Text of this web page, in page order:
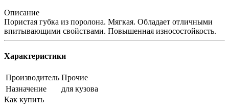
Описание
Пористая губка из поролона. Мягкая. Обладает отличными
впитывающими свойствами. Повышенная износостойкость.
Характеристики
Производитель Прочие
Назначение
для кузова
Как купить